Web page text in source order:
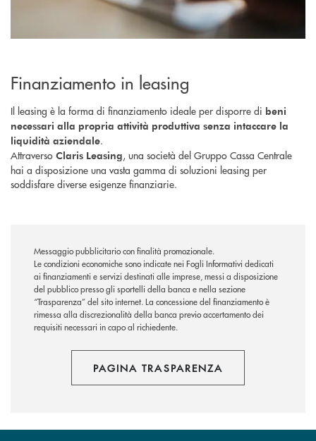
Finanziamento in leasing
Il leasing è la forma di finanziamento ideale per disporre di beni
necessari alla propria attività produttiva senza intaccare la
liquidità aziendale.
Attraverso Claris Leasing, una società del Gruppo Cassa Centrale
hai a disposizione una vasta gamma di soluzioni leasing per
soddisfare diverse esigenze finanziarie.
Messaggio pubblicitario con finalità promozionale.
Le condizioni economiche sono indicate nei Fogli Informativi dedicati
ai finanziamenti e servizi destinati alle imprese, messi a disposizione
del pubblico presso gli sportelli della banca e nella sezione
“Trasparenza” del sito internet. La concessione del finanziamento è
rimessa alla discrezionalità della banca previo accertamento dei
requisiti necessari in capo al richiedente.
PAGINA TRASPARENZA